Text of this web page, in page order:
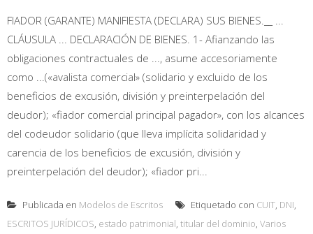
FIADOR (GARANTE) MANIFIESTA (DECLARA) SUS BIENES.__ ...
CLÁUSULA ... DECLARACIÓN DE BIENES. 1- Afianzando las
obligaciones contractuales de ..., asume accesoriamente
como ...(«avalista comercial» (solidario y excluido de los
beneficios de excusión, división y preinterpelación del
deudor); «fiador comercial principal pagador», con los alcances
del codeudor solidario (que lleva implícita solidaridad y
carencia de los beneficios de excusión, división y
preinterpelación del deudor); «fiador pri...
Publicada en Modelos de Escritos Etiquetado con CUIT, DNI,
ESCRITOS JURÍDICOS, estado patrimonial, titular del dominio, Varios